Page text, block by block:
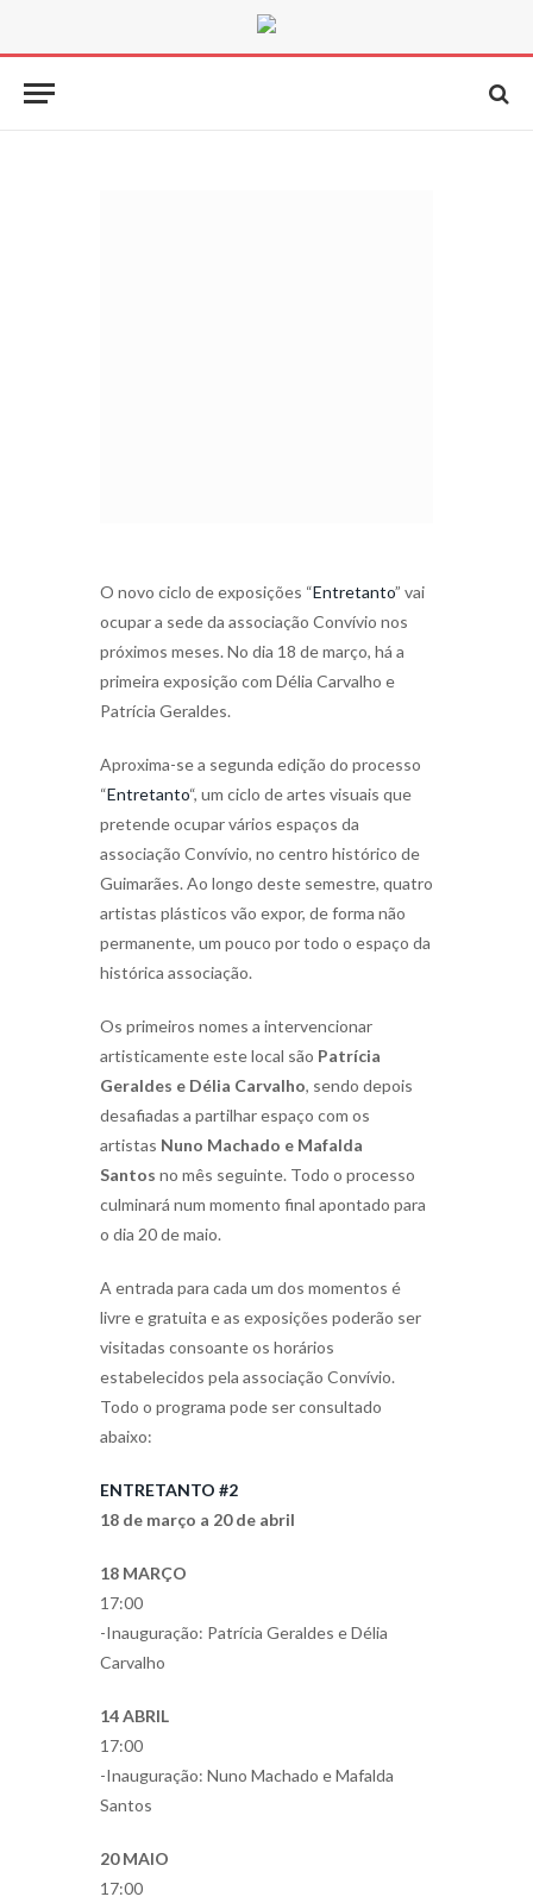
O novo ciclo de exposições “Entretanto” vai
ocupar a sede da associação Convívio nos
próximos meses. No dia 18 de março, há a
primeira exposição com Délia Carvalho e
Patrícia Geraldes.
Aproxima-se a segunda edição do processo
“Entretanto“, um ciclo de artes visuais que
pretende ocupar vários espaços da
associação Convívio, no centro histórico de
Guimarães. Ao longo deste semestre, quatro
artistas plásticos vão expor, de forma não
permanente, um pouco por todo o espaço da
histórica associação.
Os primeiros nomes a intervencionar
artisticamente este local são Patrícia
Geraldes e Délia Carvalho, sendo depois
desafiadas a partilhar espaço com os
artistas Nuno Machado e Mafalda
Santos no mês seguinte. Todo o processo
culminará num momento final apontado para
o dia 20 de maio.
A entrada para cada um dos momentos é
livre e gratuita e as exposições poderão ser
visitadas consoante os horários
estabelecidos pela associação Convívio.
Todo o programa pode ser consultado
abaixo:
ENTRETANTO #2
18 de março a 20 de abril
18 MARÇO
17:00
-Inauguração: Patrícia Geraldes e Délia
Carvalho
14 ABRIL
17:00
-Inauguração: Nuno Machado e Mafalda
Santos
20 MAIO
17:00